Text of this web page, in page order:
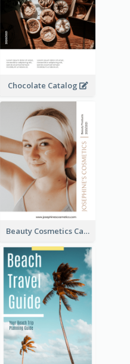
Chocolate Catalog
Beauty Cosmetics Catalog